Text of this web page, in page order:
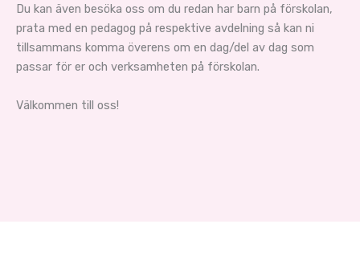
Du kan även besöka oss om du redan har barn på förskolan,
prata med en pedagog på respektive avdelning så kan ni
tillsammans komma överens om en dag/del av dag som
passar för er och verksamheten på förskolan.
Välkommen till oss!